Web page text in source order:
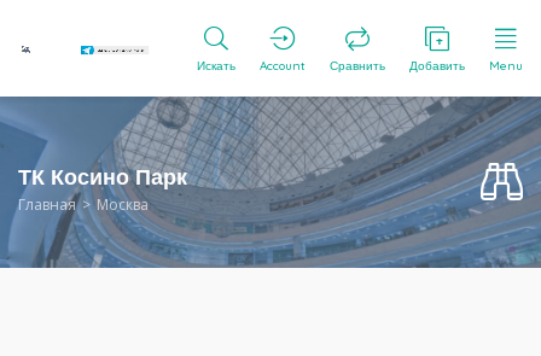
Искать Account Сравнить Добавить Menu
ТК Косино Парк
Главная Москва